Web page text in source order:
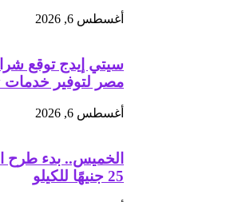
أغسطس 6, 2026
سيتي إيدج توقع
مصر لتوفير خدمات Triple Play...
أغسطس 6, 2026
الخميس.. بدء طرح
25 جنيهًا للكيلو